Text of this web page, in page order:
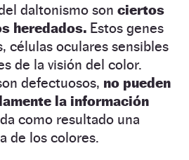
daltonismo son ciertos
heredados. Estos genes
células oculares sensibles
de la visión del color.
defectuosos, no pueden
la información
como resultado una
de los colores.